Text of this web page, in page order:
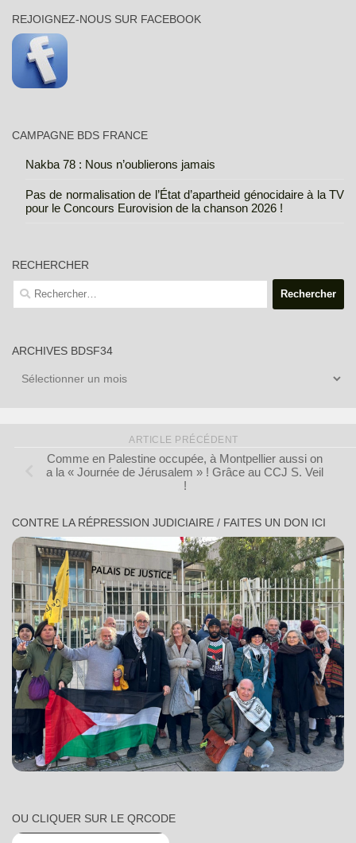
REJOIGNEZ-NOUS SUR FACEBOOK
CAMPAGNE BDS FRANCE
Nakba 78 : Nous n’oublierons jamais
Pas de normalisation de l’État d’apartheid génocidaire à la TV
pour le Concours Eurovision de la chanson 2026 !
RECHERCHER
Rechercher :
ARCHIVES BDSF34
Archives
ARTICLE PRÉCÉDENT
Comme en Palestine occupée, à Montpellier aussi on
a la « Journée de Jérusalem » ! Grâce au CCJ S. Veil
!
CONTRE LA RÉPRESSION JUDICIAIRE / FAITES UN DON ICI
OU CLIQUER SUR LE QRCODE